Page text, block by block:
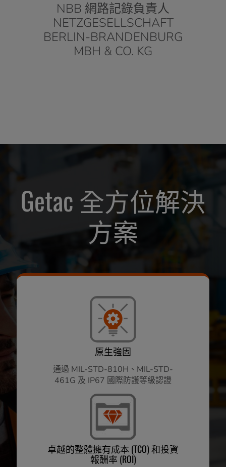
NBB 網路記錄負責人
NETZGESELLSCHAFT
BERLIN-BRANDENBURG
MBH & CO. KG
Getac 全方位解決
方案
原生強固
通過 MIL-STD-810H、MIL-STD-
461G 及 IP67 國際防護等級認證
卓越的整體擁有成本 (TCO) 和投資
報酬率 (ROI)